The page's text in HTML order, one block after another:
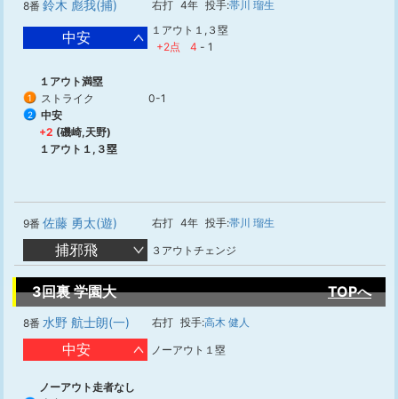
8番 鈴木 彪我(捕) 右打 4年 投手:帯川 瑠生
中安
１アウト１,３塁
+2点
4 - 1
１アウト満塁
1 ストライク 0-1
2
中安
+2 (磯崎,天野)
１アウト１,３塁
9番 佐藤 勇太(遊) 右打 4年 投手:帯川 瑠生
捕邪飛 ３アウトチェンジ
3回裏 学園大 TOPへ
8番 水野 航士朗(一) 右打 投手:高木 健人
中安 ノーアウト１塁
ノーアウト走者なし